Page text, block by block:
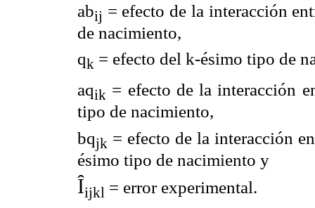
abij = efecto de la interacción
de nacimiento,
qk = efecto del k-ésimo tipo de
aqik = efecto de la interacción
tipo de nacimiento,
bqjk = efecto de la interacción
ésimo tipo de nacimiento y
Îijkl = error experimental.